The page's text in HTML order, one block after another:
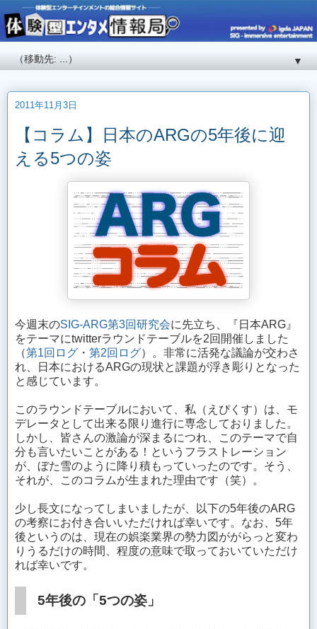
▼
2011年11月3日
【コラム】日本のARGの5年後に迎
える5つの姿
今週末のSIG-ARG第3回研究会に先立ち、『日本ARG』
をテーマにtwitterラウンドテーブルを2回開催しました
（第1回ログ ・ 第2回ログ）。非常に活発な議論が交わさ
れ、日本におけるARGの現状と課題が浮き彫りとなった
と感じています。
このラウンドテーブルにおいて、私（えぴくす）は、モ
デレータとして出来る限り進行に専念しておりました。
しかし、皆さんの激論が深まるにつれ、このテーマで自
分も言いたいことがある！というフラストレーション
が、ぼた雪のように降り積もっていったのです。そう、
それが、このコラムが生まれた理由です（笑）。
少し長文になってしまいましたが、以下の5年後のARG
の考察にお付き合いいただければ幸いです。なお、5年
後というのは、現在の娯楽業界の勢力図ががらっと変わ
りうるだけの時間、程度の意味で取っておいていただけ
れば幸いです。
5年後の「5つの姿」